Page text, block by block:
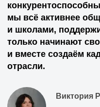
мы всё активнее
и школами,
только начинают
и вместе создаём
отрасли.
Виктория